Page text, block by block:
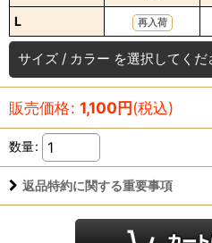
L
再入荷
サイズ / カラー を選択してくだ
販売価格: 1,100円(税込)
数量:
返品特約に関する重要事項